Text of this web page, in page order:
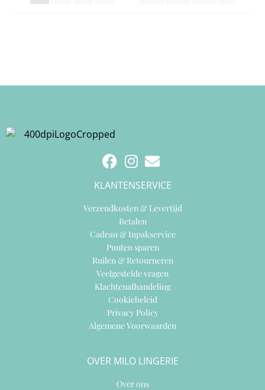
KLANTENSERVICE
Verzendkosten & Levertijd
Betalen
Cadeau & Inpakservice
Punten sparen
Ruilen & Retourneren
Veelgestelde vragen
Klachtenafhandeling
Cookiebeleid
Privacy Policy
Algemene Voorwaarden
OVER MILO LINGERIE
Over ons